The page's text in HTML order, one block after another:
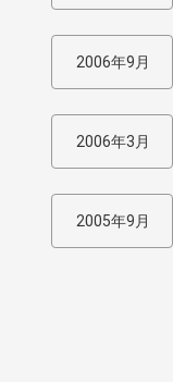
2006年9月
2006年3月
2005年9月